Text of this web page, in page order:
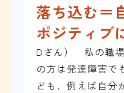
落ち込む＝
ポジティブ
Dさん） 私の職
の方は発達障害で
ども、例えば自分